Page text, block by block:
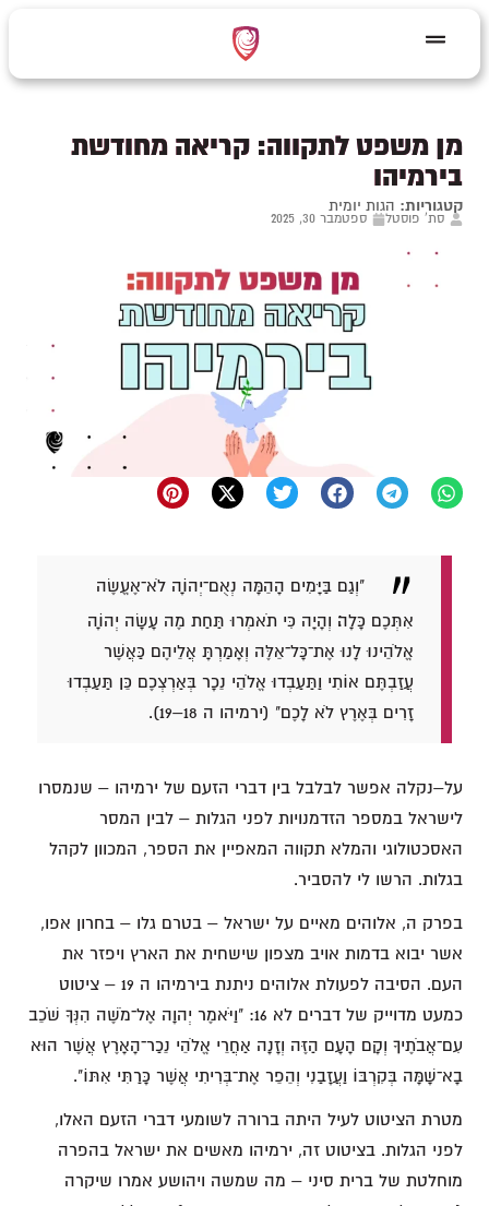
מן משפט לתקווה: קריאה מחודשת
בירמיהו
קטגוריות: הגות יומית
סת' פוסטל ספטמבר 30, 2025
"וְגַם בַּיָּמִים הָהֵמָּה נְאֻם־יְהוָֹה לֹא־אֶעֱשֶׂה
אִתְּכֶם כָּלָה׃ וְהָיָה כִּי תֹאמְרוּ תַּחַת מֶה עָשָׂה יְהוָֹה
אֱלֹהֵינוּ לָנוּ אֶת־כָּל־אֵלֶּה וְאָמַרְתָּ אֲלֵיהֶם כַּאֲשֶׁר
עֲזַבְתֶּם אוֹתִי וַתַּעַבְדוּ אֱלֹהֵי נֵכָר בְּאַרְצְכֶם כֵּן תַּעַבְדוּ
זָרִים בְּאֶרֶץ לֹא לָכֶם" (ירמיהו ה 18–19).
על–נקלה אפשר לבלבל בין דברי הזעם של ירמיהו – שנמסרו
לישראל במספר הזדמנויות לפני הגלות – לבין המסר
האסכטולוגי והמלא תקווה המאפיין את הספר, המכוון לקהל
בגלות. הרשו לי להסביר.
בפרק ה, אלוהים מאיים על ישראל – בטרם גלו – בחרון אפו,
אשר יבוא בדמות אויב מצפון שישחית את הארץ ויפזר את
העם. הסיבה לפעולת אלוהים ניתנת בירמיהו ה 19 – ציטוט
כמעט מדוייק של דברים לא 16: "וַיֹּאמֶר יְהוָה אֶל־מֹשֶׁה הִנְּךָ שֹׁכֵב
עִם־אֲבֹתֶיךָ וְקָם הָעָם הַזֶּה וְזָנָה אַחֲרֵי אֱלֹהֵי נֵכַר־הָאָרֶץ אֲשֶׁר הוּא
בָא־שָׁמָּה בְּקִרְבּוֹ וַעֲזָבַנִי וְהֵפֵר אֶת־בְּרִיתִי אֲשֶׁר כָּרַתִּי אִתּוֹ".
מטרת הציטוט לעיל היתה ברורה לשומעי דברי הזעם האלו,
לפני הגלות. בציטוט זה, ירמיהו מאשים את ישראל בהפרה
מוחלטת של ברית סיני – מה שמשה ויהושע אמרו שיקרה